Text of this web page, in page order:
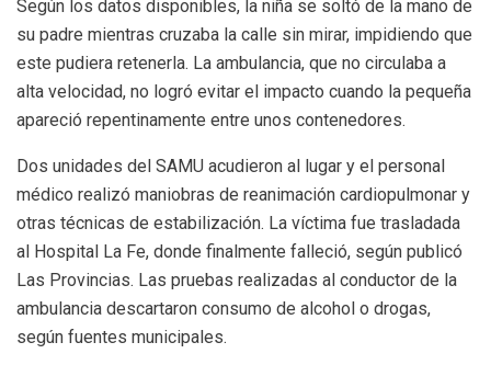
Según los datos disponibles, la niña se soltó de la mano de
su padre mientras cruzaba la calle sin mirar, impidiendo que
este pudiera retenerla. La ambulancia, que no circulaba a
alta velocidad, no logró evitar el impacto cuando la pequeña
apareció repentinamente entre unos contenedores.
Dos unidades del SAMU acudieron al lugar y el personal
médico realizó maniobras de reanimación cardiopulmonar y
otras técnicas de estabilización. La víctima fue trasladada
al Hospital La Fe, donde finalmente falleció, según publicó
Las Provincias. Las pruebas realizadas al conductor de la
ambulancia descartaron consumo de alcohol o drogas,
según fuentes municipales.